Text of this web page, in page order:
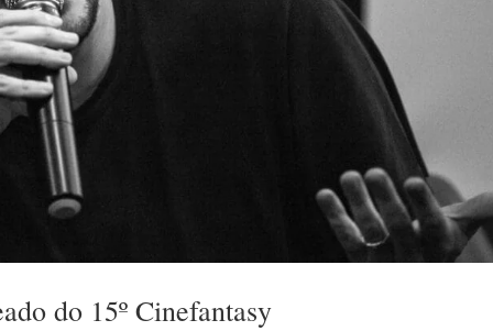
do 15º Cinefantasy